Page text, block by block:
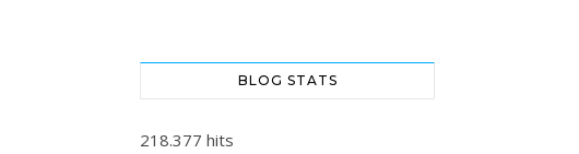
BLOG STATS
218.377 hits